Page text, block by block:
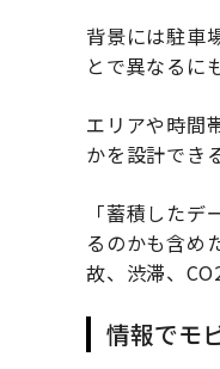
背景には駐車
とで異なるに
エリアや時間
かを設計でき
「蓄積した
るのかも含め
故、渋滞、
情報でモ